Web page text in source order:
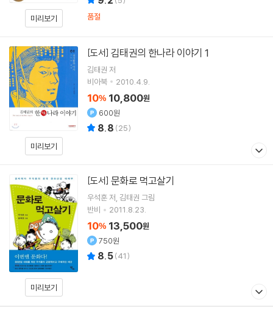
미리보기
품절
미리보기
[도서] 김태권의 한나라 이야기 1
김태권 저
비아북
2010.4.9.
10% 10,800원
600원
8.8 (25)
미리보기
[도서] 문화로 먹고살기
우석훈저 김태권 그림
반비
2011.8.23.
10% 13,500원
750원
8.5(41)